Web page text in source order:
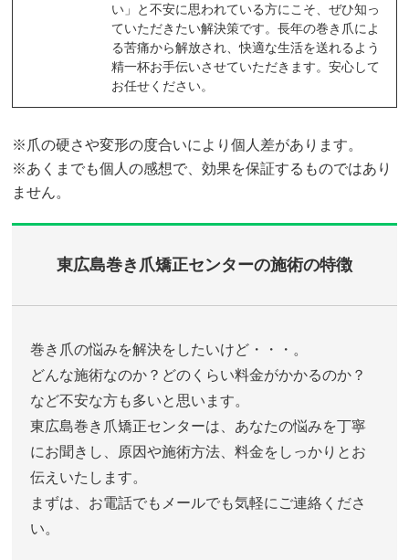
い」と不安に思われている方にこそ、ぜひ知っ
ていただきたい解決策です。長年の巻き爪によ
る苦痛から解放され、快適な生活を送れるよう
精一杯お手伝いさせていただきます。安心して
お任せください。
※爪の硬さや変形の度合いにより個人差があります。
※あくまでも個人の感想で、効果を保証するものではあり
ません。
東広島巻き爪矯正センターの施術の特徴
巻き爪の悩みを解決をしたいけど・・・。
どんな施術なのか？どのくらい料金がかかるのか？
など不安な方も多いと思います。
東広島巻き爪矯正センターは、あなたの悩みを丁寧
にお聞きし、原因や施術方法、料金をしっかりとお
伝えいたします。
まずは、お電話でもメールでも気軽にご連絡くださ
い。